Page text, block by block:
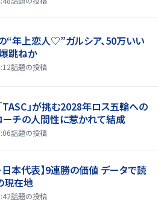
“年上恋人♡”ガルシア、50万いい
跳ねか
話題の投稿
TASC」が挑む2028年ロス五輪への
ーチの人間性に惹かれて結成
話題の投稿
日本代表】9連勝の価値 データで読
現在地
話題の投稿